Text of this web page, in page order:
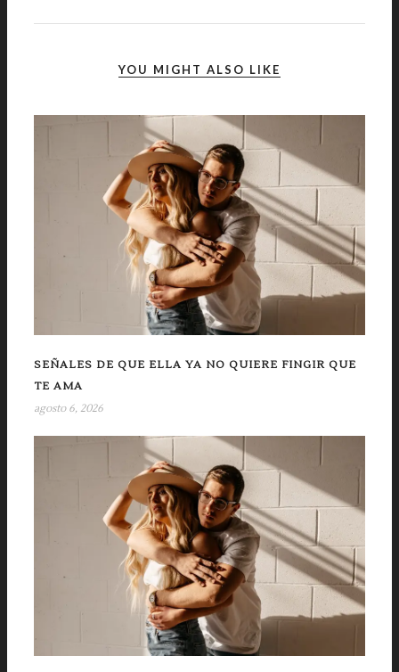
YOU MIGHT ALSO LIKE
SEÑALES DE QUE ELLA YA NO QUIERE FINGIR QUE
TE AMA
agosto 6, 2026